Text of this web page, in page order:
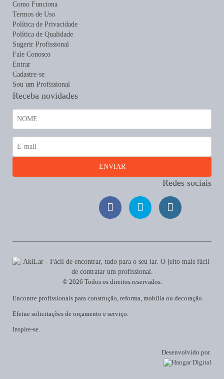
Como Funciona
Termos de Uso
Política de Privacidade
Política de Qualidade
Sugerir Profissional
Fale Conosco
Entrar
Cadastre-se
Sou um Profissional
Receba novidades
Redes sociais
Encontre profissionais para construção, reforma, mobília ou decoração.
Efetue solicitações de orçamento e serviço.
Inspire-se.
© 2026 Todos os direitos reservados.
Desenvolvido por